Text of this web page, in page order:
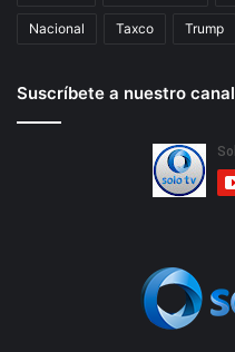
Nacional Taxco Trump
Suscríbete a nuestro canal